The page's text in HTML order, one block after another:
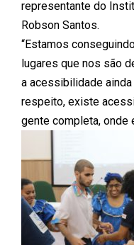
representante do
Robson Santos.
“Estamos
lugares que nos são
a acessibilidade
respeito, existe
gente completa,